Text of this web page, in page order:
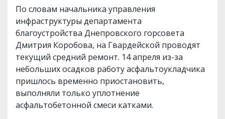
По словам начальника управления
инфраструктуры департамента
благоустройства Днепровского горсовета
Дмитрия Коробова, на Гвардейской проводят
текущий средний ремонт. 14 апреля из-за
небольших осадков работу асфальтоукладчика
пришлось временно приостановить,
выполняли только уплотнение
асфальтобетонной смеси катками.